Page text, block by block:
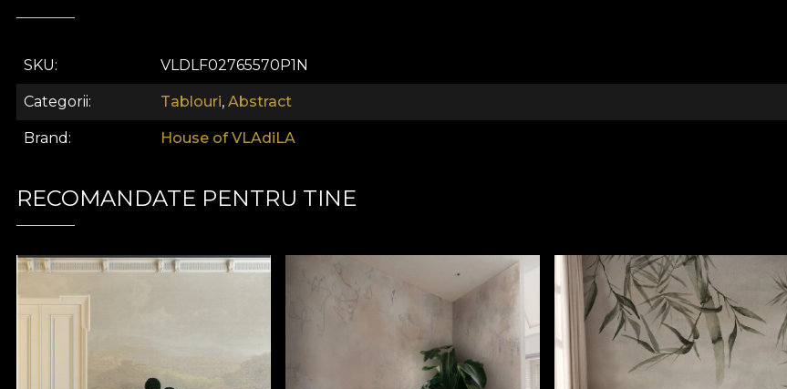
SKU VLDLF02765570P1N
Categorii Tablouri, Abstract
Brand House of VLAdiLA
RECOMANDATE PENTRU TINE